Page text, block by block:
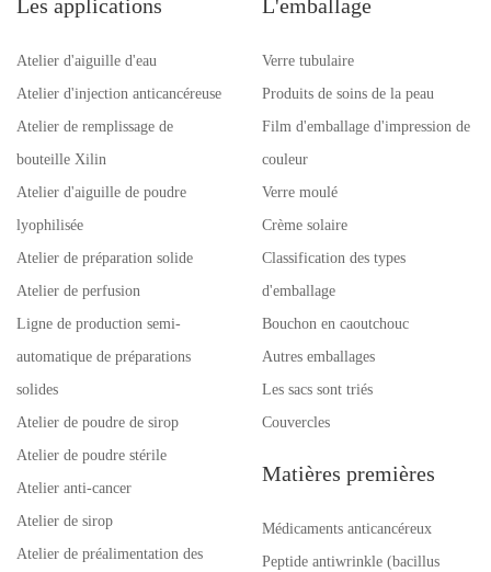
Les applications
Atelier d'aiguille d'eau
Atelier d'injection anticancéreuse
Atelier de remplissage de
bouteille Xilin
Atelier d'aiguille de poudre
lyophilisée
Atelier de préparation solide
Atelier de perfusion
Ligne de production semi-
automatique de préparations
solides
Atelier de poudre de sirop
Atelier de poudre stérile
Atelier anti-cancer
Atelier de sirop
Atelier de préalimentation des
L'emballage
Verre tubulaire
Produits de soins de la peau
Film d'emballage d'impression de
couleur
Verre moulé
Crème solaire
Classification des types
d'emballage
Bouchon en caoutchouc
Autres emballages
Les sacs sont triés
Couvercles
Matières premières
Médicaments anticancéreux
Peptide antiwrinkle (bacillus